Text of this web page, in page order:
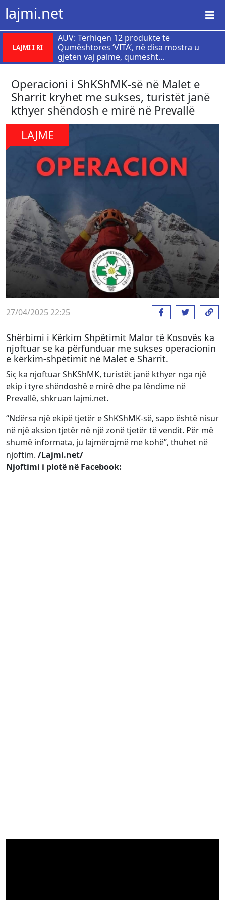
lajmi.net
LAJMI I RI
AUV: Tërhiqen 12 produkte të
Qumështores ‘VITA’, në disa mostra u
gjetën vaj palme, qumësht...
Operacioni i ShKShMK-së në Malet e
Sharrit kryhet me sukses, turistët janë
kthyer shëndosh e mirë në Prevallë
LAJME
27/04/2025 22:25
Shërbimi i Kërkim Shpëtimit Malor të Kosovës ka
njoftuar se ka përfunduar me sukses operacionin
e kërkim-shpëtimit në Malet e Sharrit.
Siç ka njoftuar ShKShMK, turistët janë kthyer nga një
ekip i tyre shëndoshë e mirë dhe pa lëndime në
Prevallë, shkruan lajmi.net.
“Ndërsa një ekipë tjetër e ShKShMK-së, sapo është nisur
në një aksion tjetër në një zonë tjetër të vendit. Për më
shumë informata, ju lajmërojmë me kohë”, thuhet në
njoftim. /Lajmi.net/
Njoftimi i plotë në Facebook: